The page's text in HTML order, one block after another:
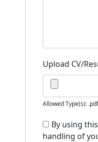
Upload CV/
Allowed Type(s): .pdf
By using
handling of